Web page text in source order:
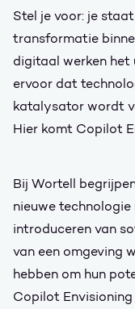
Stel je voor: je
transformatie
digitaal werken het
ervoor dat
katalysator wordt
Hier komt Copilot
Bij Wortell
nieuwe
introduceren van
van een omgeving
hebben om hun
Copilot